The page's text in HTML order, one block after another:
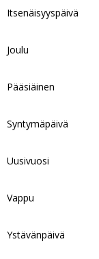
Itsenäisyyspäivä
Joulu
Pääsiäinen
Syntymäpäivä
Uusivuosi
Vappu
Ystävänpäivä